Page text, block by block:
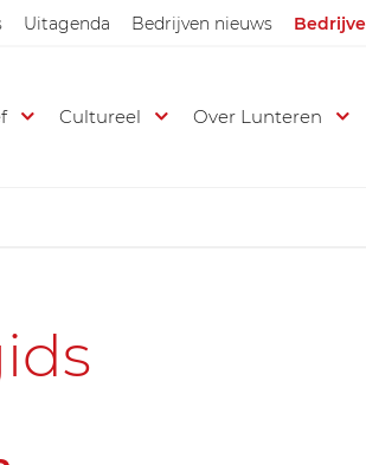
Uitagenda Bedrijven nieuws
Cultureel Over Lunteren